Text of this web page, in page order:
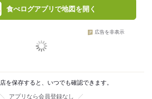
食べログアプリで地図を開く
広告を非表示
を保存すると、いつでも確認できます。
アプリなら会員登録なし